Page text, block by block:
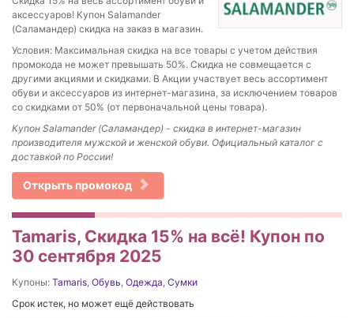
аксессуаров! Купон Salamander
(Саламандер) скидка на заказ в магазин.
Условия: Максимальная скидка на все товары с учетом действия
промокода не может превышать 50%. Скидка не совмещается с
другими акциями и скидками. В Акции участвует весь ассортимент
обуви и аксессуаров из интернет-магазина, за исключением товаров
со скидками от 50% (от первоначальной цены товара).
Купон Salamander (Саламандер) - скидка в интернет-магазин
производителя мужской и женской обуви. Официальный каталог с
доставкой по России!
Открыть промокод
Tamaris, Скидка 15% на всё! Купон по
30 сентября 2025
Купоны: Tamaris Обувь Одежда Сумки
Срок истек, но может ещё действовать